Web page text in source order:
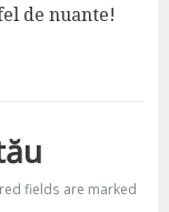
de nuante!
fields are marked